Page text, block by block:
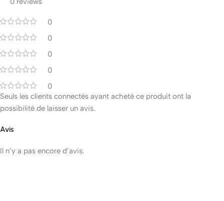
0
0
0
0
0
Avis
Il n’y a pas encore d’avis.
Seuls les clients connectés ayant acheté ce produit ont la
possibilité de laisser un avis.